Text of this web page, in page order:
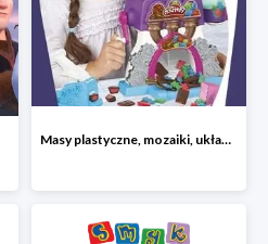
Masy plastyczne, mozaiki, układanki do -45%